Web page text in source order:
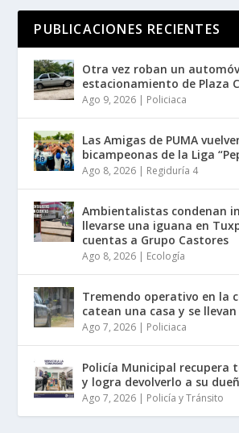
PUBLICACIONES RECIENTES
Otra vez roban un
estacionamiento de Plaza
Ago 9, 2026 | Policiaca
Las Amigas de PUMA
bicampeonas de la Liga
Ago 8, 2026 | Regiduría 4
Ambientalistas condenan
llevarse una iguana en
cuentas a Grupo Castores
Ago 8, 2026 | Ecología
Tremendo operativo en la
catean una casa y se
Ago 7, 2026 | Policiaca
Policía Municipal recupera
y logra devolverlo a su
Ago 7, 2026 | Policía y Tránsito